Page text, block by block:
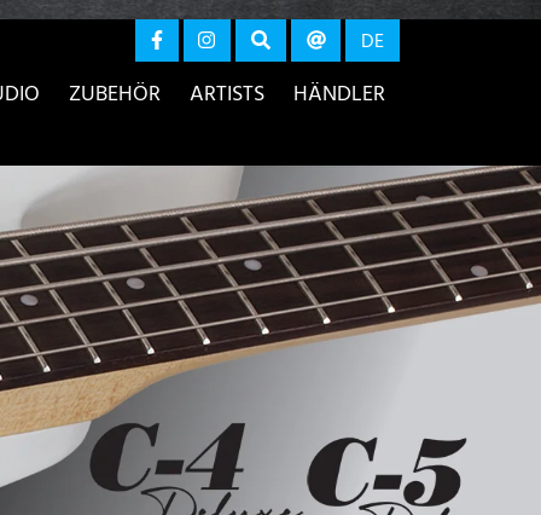
anzeigen
ZUBEHÖR ARTISTS HÄNDLER
DE